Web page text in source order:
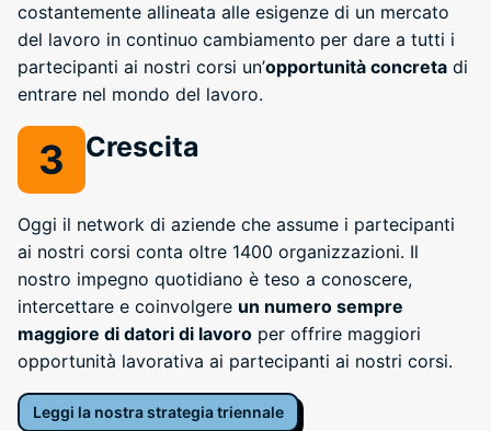
costantemente allineata alle esigenze di un mercato
del lavoro in continuo cambiamento per dare a tutti i
partecipanti ai nostri corsi un’opportunità concreta di
entrare nel mondo del lavoro.
Crescita
Oggi il network di aziende che assume i partecipanti
ai nostri corsi conta oltre 1400 organizzazioni. Il
nostro impegno quotidiano è teso a conoscere,
intercettare e coinvolgere un numero sempre
maggiore di datori di lavoro per offrire maggiori
opportunità lavorativa ai partecipanti ai nostri corsi.
Leggi la nostra strategia triennale